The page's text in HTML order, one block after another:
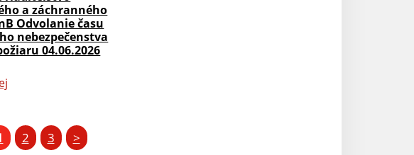
a záchranného
Odvolanie času
nebezpečenstva
04.06.2026
2 3 >